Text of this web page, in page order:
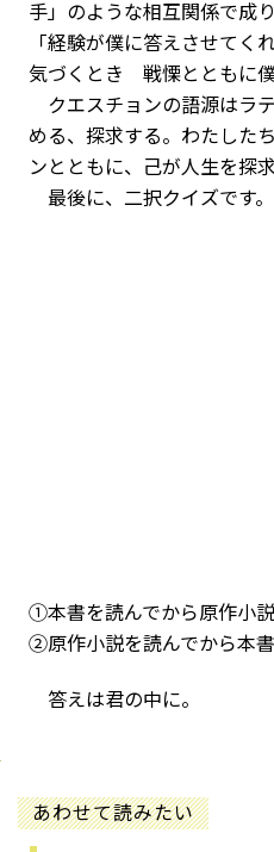
手」のような相互関係で成
「経験が僕に答えさせて
気づくとき 戦慄とともに僕
クエスチョンの語源はラテ
める、探求する。わたした
ンとともに、己が人生を探
最後に、二択クイズです。
①本書を読んでから原作小
②原作小説を読んでから本
答えは君の中に。
あわせて読みたい